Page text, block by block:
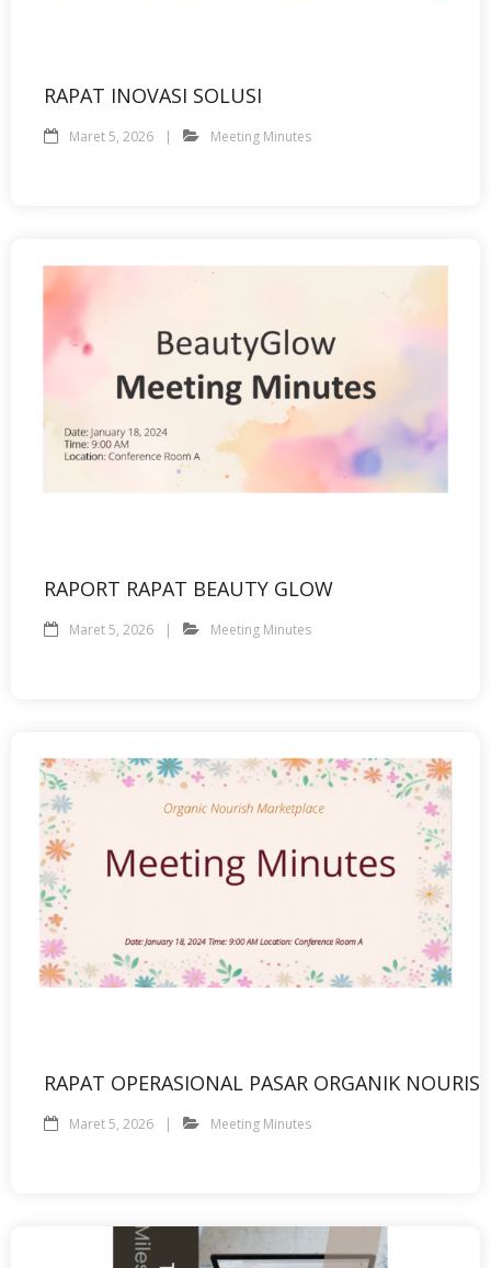
RAPAT INOVASI SOLUSI
Maret 5, 2026 Meeting Minutes
RAPORT RAPAT BEAUTY GLOW
Maret 5, 2026 Meeting Minutes
RAPAT OPERASIONAL PASAR ORGANIK
Maret 5, 2026 Meeting Minutes